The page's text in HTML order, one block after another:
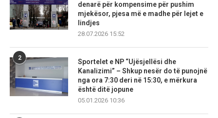
denarë për kompensime për pushim
mjekësor, pjesa më e madhe për lejet e
lindjes
28.07.2026 15:52
2
Sportelet e NP “Ujësjellësi dhe
Kanalizimi” – Shkup nesër do të punojnë
nga ora 7:30 deri në 15:30, e mërkura
është ditë jopune
05.01.2026 10:36